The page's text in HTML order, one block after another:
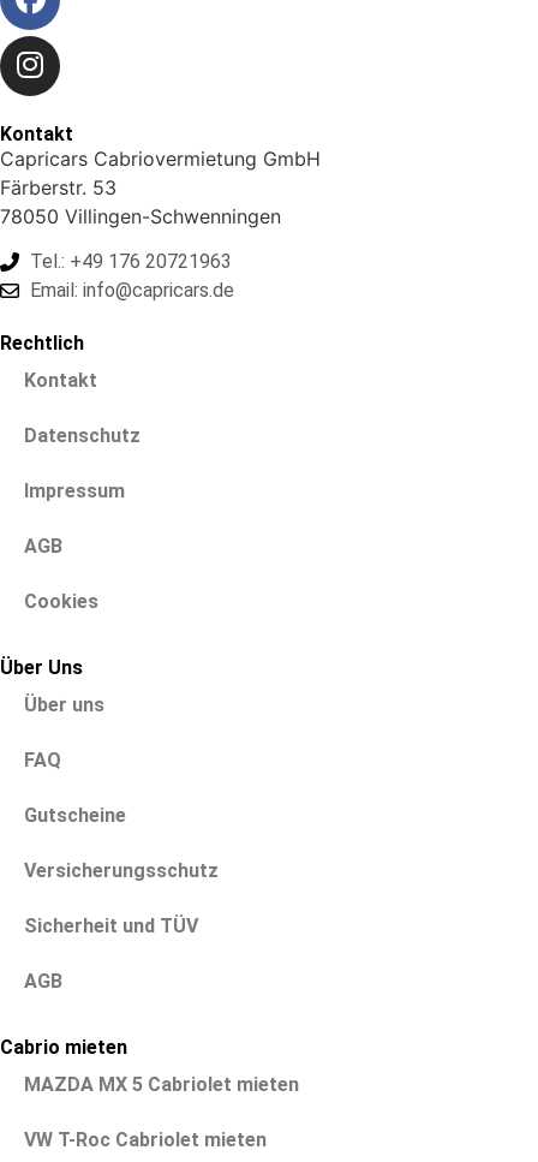
Kontakt
Capricars Cabriovermietung GmbH
Färberstr. 53
78050 Villingen-Schwenningen
Tel.: +49 176 20721963
Email: info@capricars.de
Rechtlich
Kontakt
Datenschutz
Impressum
AGB
Cookies
Über Uns
Über uns
FAQ
Gutscheine
Versicherungsschutz
Sicherheit und TÜV
AGB
Cabrio mieten
MAZDA MX 5 Cabriolet mieten
VW T-Roc Cabriolet mieten